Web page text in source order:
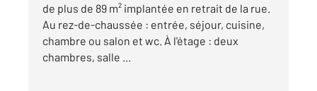
de plus de 89 m² implantée en retrait de la rue.
Au rez-de-chaussée : entrée, séjour, cuisine,
chambre ou salon et wc. À l'étage : deux
chambres, salle ...